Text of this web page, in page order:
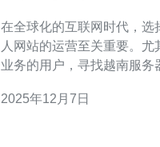
在全球化的互联网时代，选
人网站的运营至关重要。
业务的用户，寻找越南服务
些实用的建议和资源。 便宜的越南服务器哪里找？ 在寻找
2025年12月7日